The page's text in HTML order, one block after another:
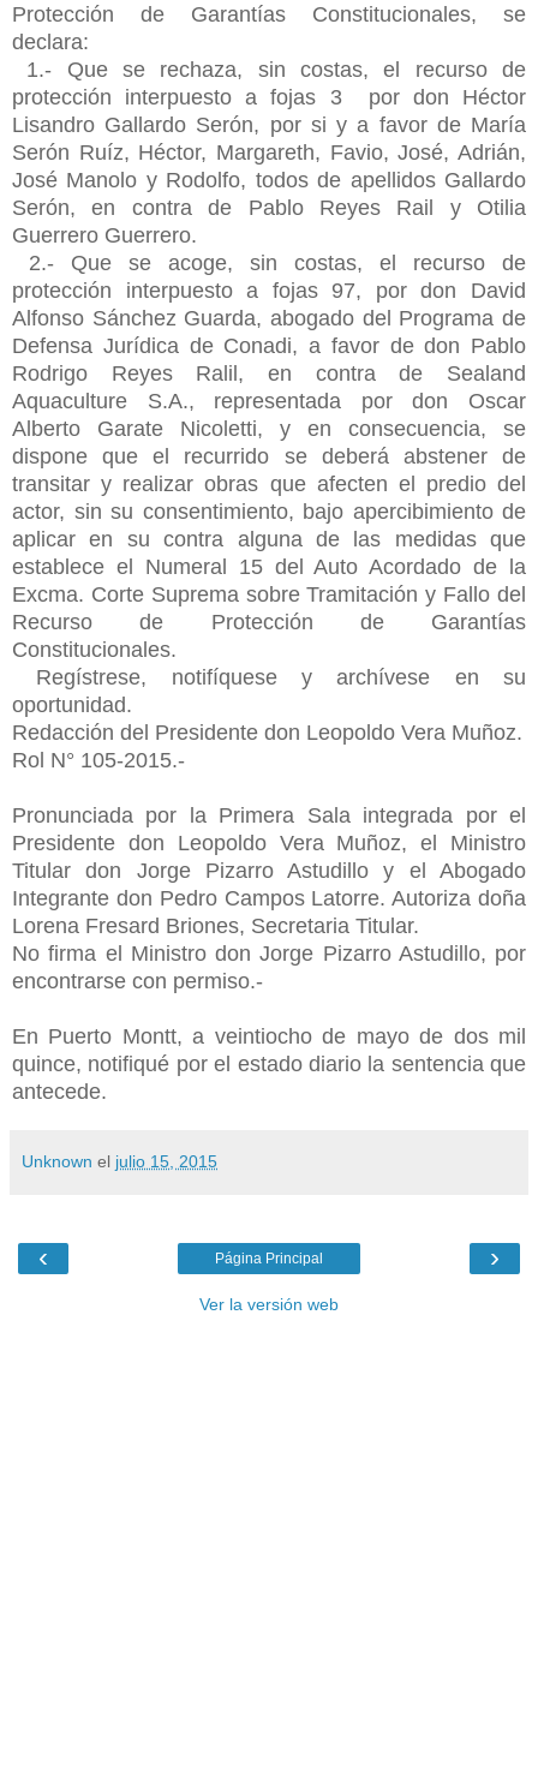
Protección de Garantías Constitucionales, se
declara:
1.- Que se rechaza, sin costas, el recurso de
protección interpuesto a fojas 3 por don Héctor
Lisandro Gallardo Serón, por si y a favor de María
Serón Ruíz, Héctor, Margareth, Favio, José, Adrián,
José Manolo y Rodolfo, todos de apellidos Gallardo
Serón, en contra de Pablo Reyes Rail y Otilia
Guerrero Guerrero.
2.- Que se acoge, sin costas, el recurso de
protección interpuesto a fojas 97, por don David
Alfonso Sánchez Guarda, abogado del Programa de
Defensa Jurídica de Conadi, a favor de don Pablo
Rodrigo Reyes Ralil, en contra de Sealand
Aquaculture S.A., representada por don Oscar
Alberto Garate Nicoletti, y en consecuencia, se
dispone que el recurrido se deberá abstener de
transitar y realizar obras que afecten el predio del
actor, sin su consentimiento, bajo apercibimiento de
aplicar en su contra alguna de las medidas que
establece el Numeral 15 del Auto Acordado de la
Excma. Corte Suprema sobre Tramitación y Fallo del
Recurso de Protección de Garantías
Constitucionales.
Regístrese, notifíquese y archívese en su
oportunidad.
Redacción del Presidente don Leopoldo Vera Muñoz.
Rol N° 105-2015.-
Pronunciada por la Primera Sala integrada por el
Presidente don Leopoldo Vera Muñoz, el Ministro
Titular don Jorge Pizarro Astudillo y el Abogado
Integrante don Pedro Campos Latorre. Autoriza doña
Lorena Fresard Briones, Secretaria Titular.
No firma el Ministro don Jorge Pizarro Astudillo, por
encontrarse con permiso.-
En Puerto Montt, a veintiocho de mayo de dos mil
quince, notifiqué por el estado diario la sentencia que
antecede.
Unknown el julio 15, 2015
‹ ›
Página Principal
Ver la versión web